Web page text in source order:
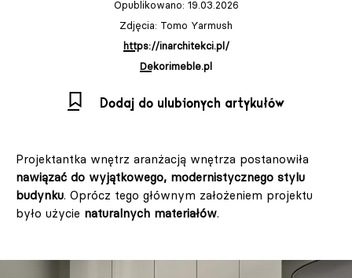
Opublikowano: 19.03.2026
Zdjęcia: Tomo Yarmush
https://inarchitekci.pl/
Dekorimeble.pl
Dodaj do ulubionych artykułów
Projektantka wnętrz aranżacją wnętrza postanowiła
nawiązać do wyjątkowego, modernistycznego stylu
budynku. Oprócz tego głównym założeniem projektu
było użycie naturalnych materiałów.